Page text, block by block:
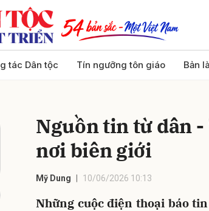
tác Dân tộc Tín ngưỡng tôn giáo Bản
Nguồn tin từ dân
nơi biên giới
Mỹ Dung 10/06/2026 10:13
Những cuộc điện thoại báo
Gửi bình